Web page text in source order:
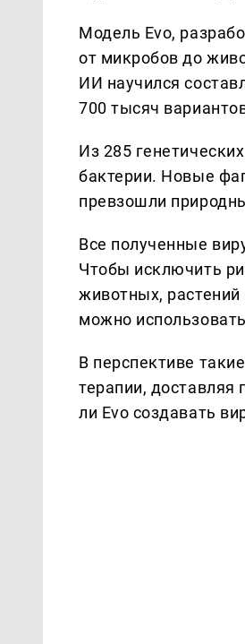
Модель Evo,
от микробов до
ИИ научился
700 тысяч
Из 285
бактерии. Новые
превзошли
Все полученные
Чтобы исключить
животных,
можно
В перспективе
терапии,
ли Evo создавать